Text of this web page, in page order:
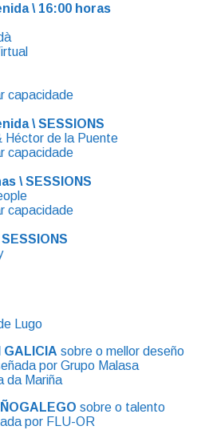
\ 16:00 horas
capacidade
\ SESSIONS
Héctor de la Puente
capacidade
\ SESSIONS
capacidade
Lugo
GALICIA sobre o mellor deseño
por Grupo Malasa
da Mariña
sobre o talento
por FLU-OR